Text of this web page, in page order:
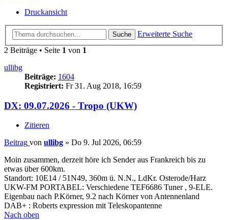
Druckansicht
Suche
Erweiterte Suche
2 Beiträge • Seite 1 von 1
ullibg
Beiträge: 1604
Registriert: Fr 31. Aug 2018, 16:59
DX: 09.07.2026 - Tropo (UKW)
Zitieren
Beitrag von ullibg » Do 9. Jul 2026, 06:59
Moin zusammen, derzeit höre ich Sender aus Frankreich bis zu
etwas über 600km.
Standort: 10E14 / 51N49, 360m ü. N.N., LdKr. Osterode/Harz
UKW-FM PORTABEL: Verschiedene TEF6686 Tuner , 9-ELE.
Eigenbau nach P.Körner, 9.2 nach Körner von Antennenland
DAB+ : Roberts expression mit Teleskopantenne
Nach oben